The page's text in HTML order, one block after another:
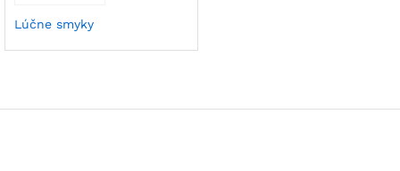
Lúčne smyky